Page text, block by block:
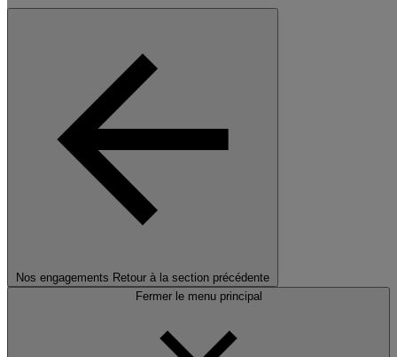
Nos engagements Retour à la section précédente
Fermer le menu principal